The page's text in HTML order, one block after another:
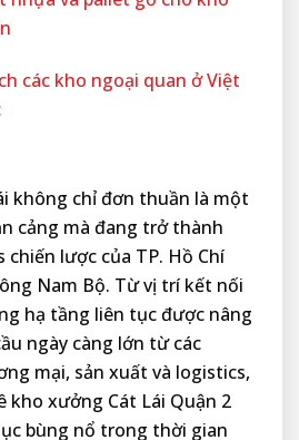
các kho ngoại quan ở Việt
không chỉ đơn thuần là một
cảng mà đang trở thành
lược của TP. Hồ Chí
Nam Bộ. Từ vị trí kết nối
hạ tầng liên tục được nâng
ngày càng lớn từ các
mại, sản xuất và logistics,
kho xưởng Cát Lái Quận 2
bùng nổ trong thời gian